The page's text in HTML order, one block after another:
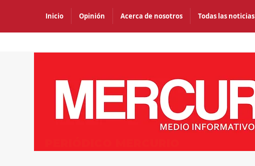
Inicio Opinión Acerca de nosotros Todas las noticias